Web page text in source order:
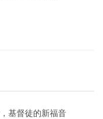
基督徒的新福音